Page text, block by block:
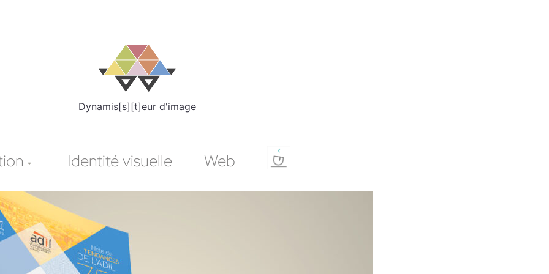
Dynamis[s][t]eur d'image
Identité visuelle Web